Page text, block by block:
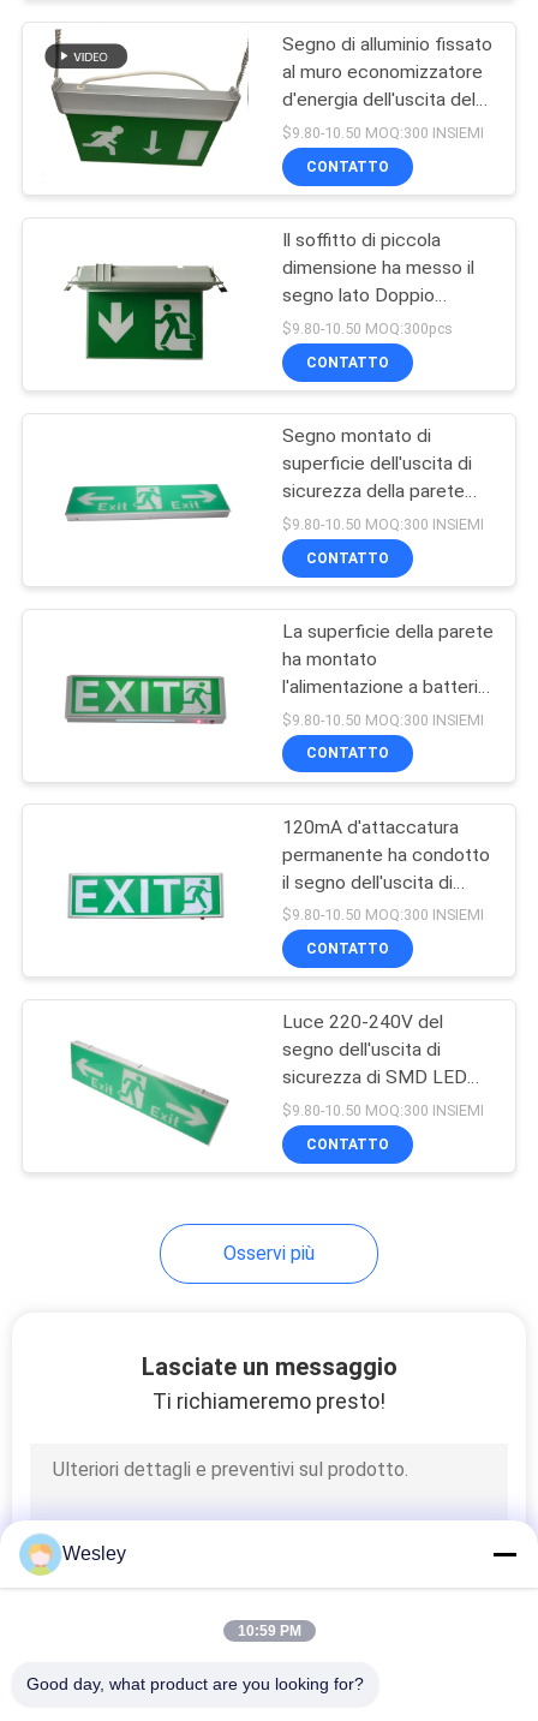
DEL
SITO
NORME
PRIVACY
Segno di alluminio fissato
al muro economizzatore
d'energia dell'uscita del
LED con il piatto acrilico
$9.80-10.50 MOQ:300 INSIEMI
CONTATTO
Il soffitto di piccola
dimensione ha messo il
segno lato Doppio
dell'uscita di sicurezza
del LED
$9.80-10.50 MOQ:300pcs
CONTATTO
Segno montato di
superficie dell'uscita di
sicurezza della parete
SMD LED/segno
corrente di plastica
dell'uscita dell'uomo
$9.80-10.50 MOQ:300 INSIEMI
CONTATTO
La superficie della parete
ha montato
l'alimentazione a batteria
principale dell'interno del
segno Ni-cad dell'uscita
di sicurezza
$9.80-10.50 MOQ:300 INSIEMI
CONTATTO
120mA d'attaccatura
permanente ha condotto
il segno dell'uscita di
sicurezza con 3 anni di
garanzia
$9.80-10.50 MOQ:300 INSIEMI
CONTATTO
Luce 220-240V del
segno dell'uscita di
sicurezza di SMD LED
con Ni - cad a pile
$9.80-10.50 MOQ:300 INSIEMI
CONTATTO
Osservi più
Lasciate un messaggio
Ti richiameremo presto!
Wesley
10:59 PM
Good day, what product are you looking for?